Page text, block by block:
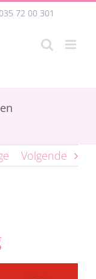
72 00 301
Volgende